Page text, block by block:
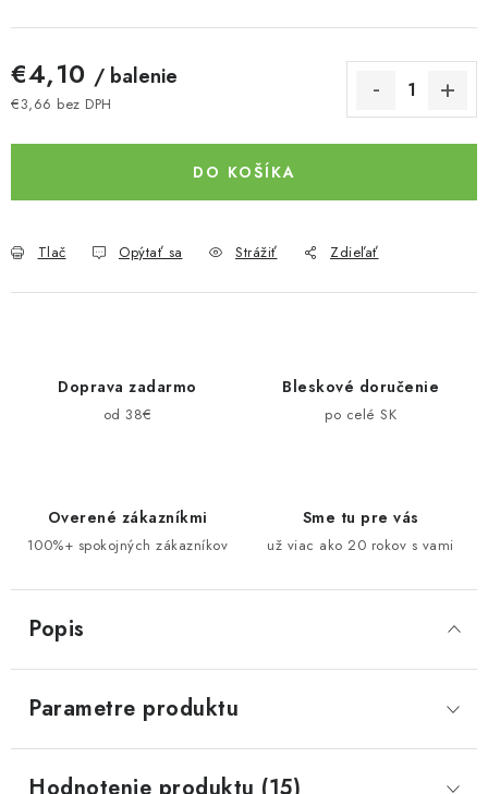
€4,10 / balenie
€3,66 bez DPH
DO KOŠÍKA
Tlač Opýtať sa Strážiť Zdieľať
Doprava zadarmo
od 38€
Bleskové doručenie
po celé SK
Overené zákazníkmi
100%+ spokojných zákazníkov
Sme tu pre vás
už viac ako 20 rokov s vami
Popis
Parametre produktu